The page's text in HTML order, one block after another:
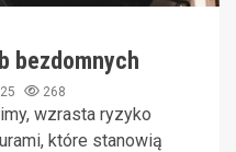
bezdomnych
268
wzrasta ryzyko
które stanowią